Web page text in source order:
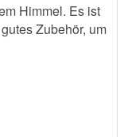
Himmel. Es ist
Zubehör, um